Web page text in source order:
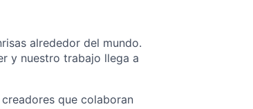
alrededor del mundo.
y nuestro trabajo llega a
que colaboran